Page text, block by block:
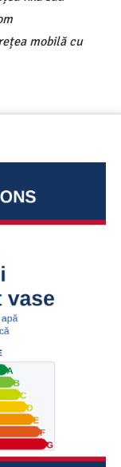
mobilă cu